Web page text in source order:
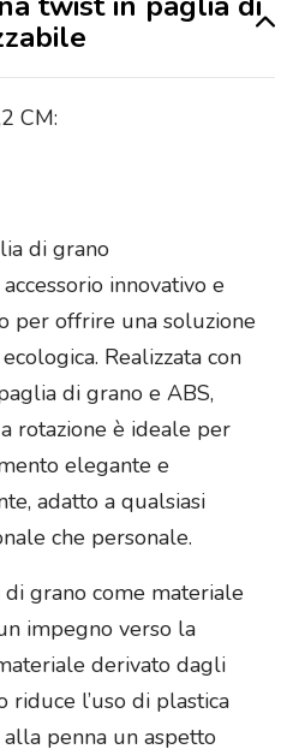
CM:
di grano
innovativo e
per offrire una soluzione
Realizzata con
di grano e ABS,
rotazione è ideale per
elegante e
adatto a qualsiasi
che personale.
grano come materiale
impegno verso la
derivato dagli
riduce l’uso di plastica
penna un aspetto